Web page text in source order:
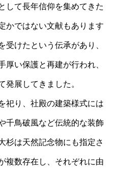
して長年信仰を集めてきた
かではない文献もあります
受けたという伝承があり、
厚い保護と再建が行われ、
発展してきました。
祀り、社殿の建築様式には
千鳥破風など伝統的な装飾
杉は天然記念物にも指定さ
複数存在し、それぞれに由